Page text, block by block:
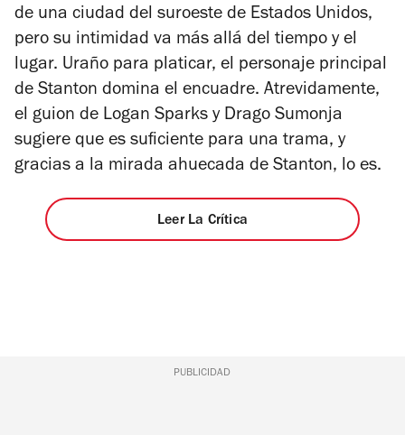
de una ciudad del suroeste de Estados Unidos,
pero su intimidad va más allá del tiempo y el
lugar. Uraño para platicar, el personaje principal
de Stanton domina el encuadre. Atrevidamente,
el guion de Logan Sparks y Drago Sumonja
sugiere que es suficiente para una trama, y ​​
gracias a la mirada ahuecada de Stanton, lo es.
Leer La Crítica
PUBLICIDAD